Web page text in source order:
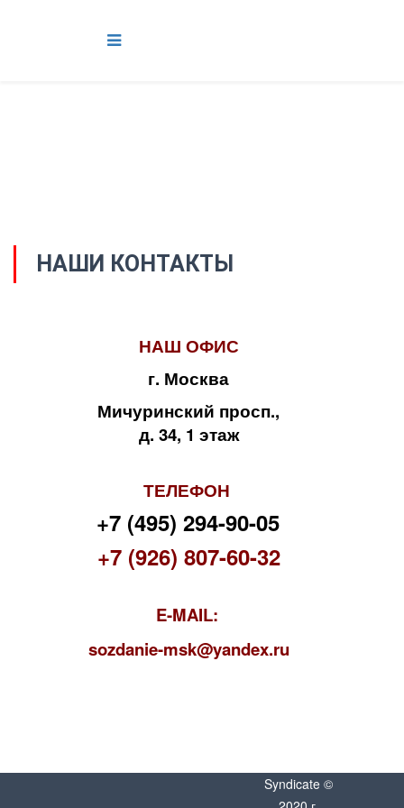
НАШИ КОНТАКТЫ
НАШ ОФИС
г. Москва
Мичуринский просп.,
д. 34, 1 этаж
ТЕЛЕФОН
+7 (495) 294-90-05
+7 (926) 807-60-32
E-MAIL:
sozdanie-msk@yandex.ru
Syndicate ©